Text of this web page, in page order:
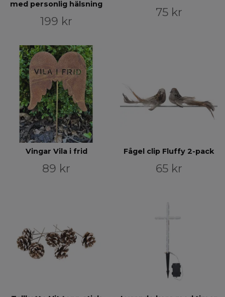
med personlig hälsning
199 kr
75 kr
Vingar Vila i frid
89 kr
Fågel clip Fluffy 2-pack
65 kr